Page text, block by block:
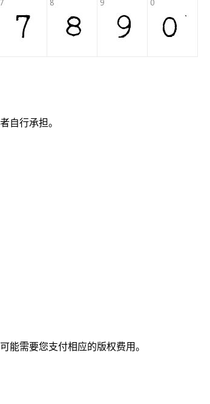
自行承担。
能需要您支付相应的版权费用。